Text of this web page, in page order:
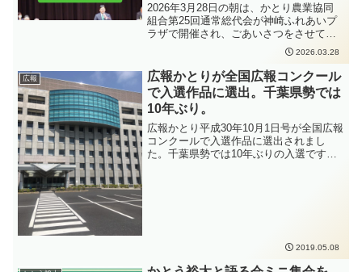
2026年3月28日の朝は、かとり農業協同
組合第25回通常総代会が神崎ふれあいプ
ラザで開催され、ごあいさつをさせてい
ただきました。日頃から安心安全でおい
しいものを提供し、地域の農業を支えて
くださっているみなさんに感謝を申し上
げました。退席後は小見川の城山公園で
開催された水郷おみがわ桜つつじまつり
お花見コンサートに伺いました。短い時
間でしたが、桜の咲いている中でのみな
さんのパフォーマンスはまた一味違った
絵になるな、と楽しませていただきまし
た。午後からは匝瑳市制施行20周年記念
ofile/gappei20th/20thshikiten.htmlこの機
会に20年を振り返って、次の10年、20年
2026.03.28
広報
広報かとりが全国広報コンクール
で入選作品に選出。千葉県勢では
10年ぶり。
広報かとり平成30年10月1日号が全国広報
コンクールで入選作品に選出されまし
た。千葉県勢では10年ぶりの入選です。
2019.05.08